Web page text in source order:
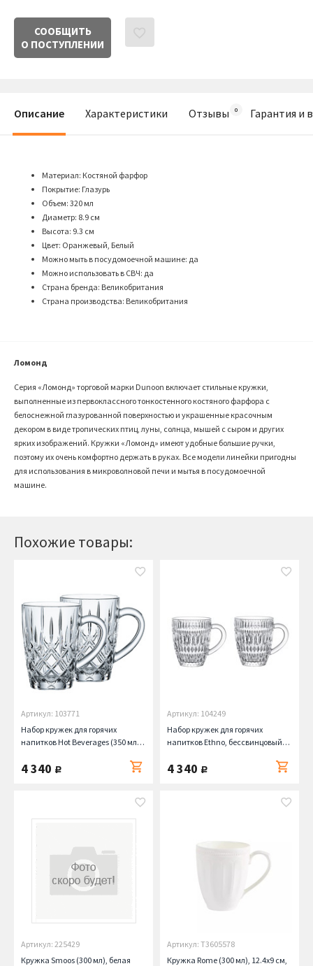
СООБЩИТЬ
О ПОСТУПЛЕНИИ
Похожие товары:
Артикул: 103771
Набор кружек для горячих
напитков Hot Beverages (350 мл),
4 340 руб.
Артикул: 104249
Набор кружек для горячих
напитков Ethno, бессвинцовый
4 340 руб.
Артикул: 225429
Кружка Smoos (300 мл), белая
Артикул: T3605578
Кружка Rome (300 мл), 12.4х9 см,
Описание Характеристики Отзывы Гарантия и
Материал: Костяной фарфор
Покрытие: Глазурь
Объем: 320 мл
Диаметр: 8.9 см
Высота: 9.3 см
Цвет: Оранжевый, Белый
Можно мыть в посудомоечной машине: да
Можно использовать в СВЧ: да
Страна бренда: Великобритания
Страна производства: Великобритания
Ломонд
Серия «Ломонд» торговой марки Dunoon включает стильные кружки,
выполненные из первоклассного тонкостенного костяного фарфора с
белоснежной глазурованной поверхностью и украшенные красочным
декором в виде тропических птиц, луны, солнца, мышей с сыром и других
ярких изображений. Кружки «Ломонд» имеют удобные большие ручки,
поэтому их очень комфортно держать в руках. Все модели линейки пригодны
для использования в микроволновой печи и мытья в посудомоечной
машине.